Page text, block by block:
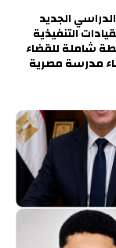
الجديد
التنفيذية
شاملة للقضاء
مدرسة مصرية